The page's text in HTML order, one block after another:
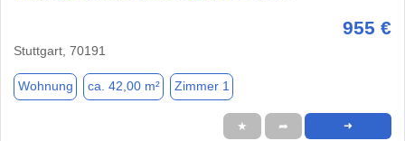
955 €
Stuttgart, 70191
Wohnung ca. 42,00 m² Zimmer 1
★ ➦ ➜